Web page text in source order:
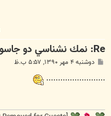
Re: نمك نشناسي دو جاسوس آزاد شده
پ دوشنبه ۴ مهر ۱۳۹۰, ۵:۵۷ ب.ظ
.........................